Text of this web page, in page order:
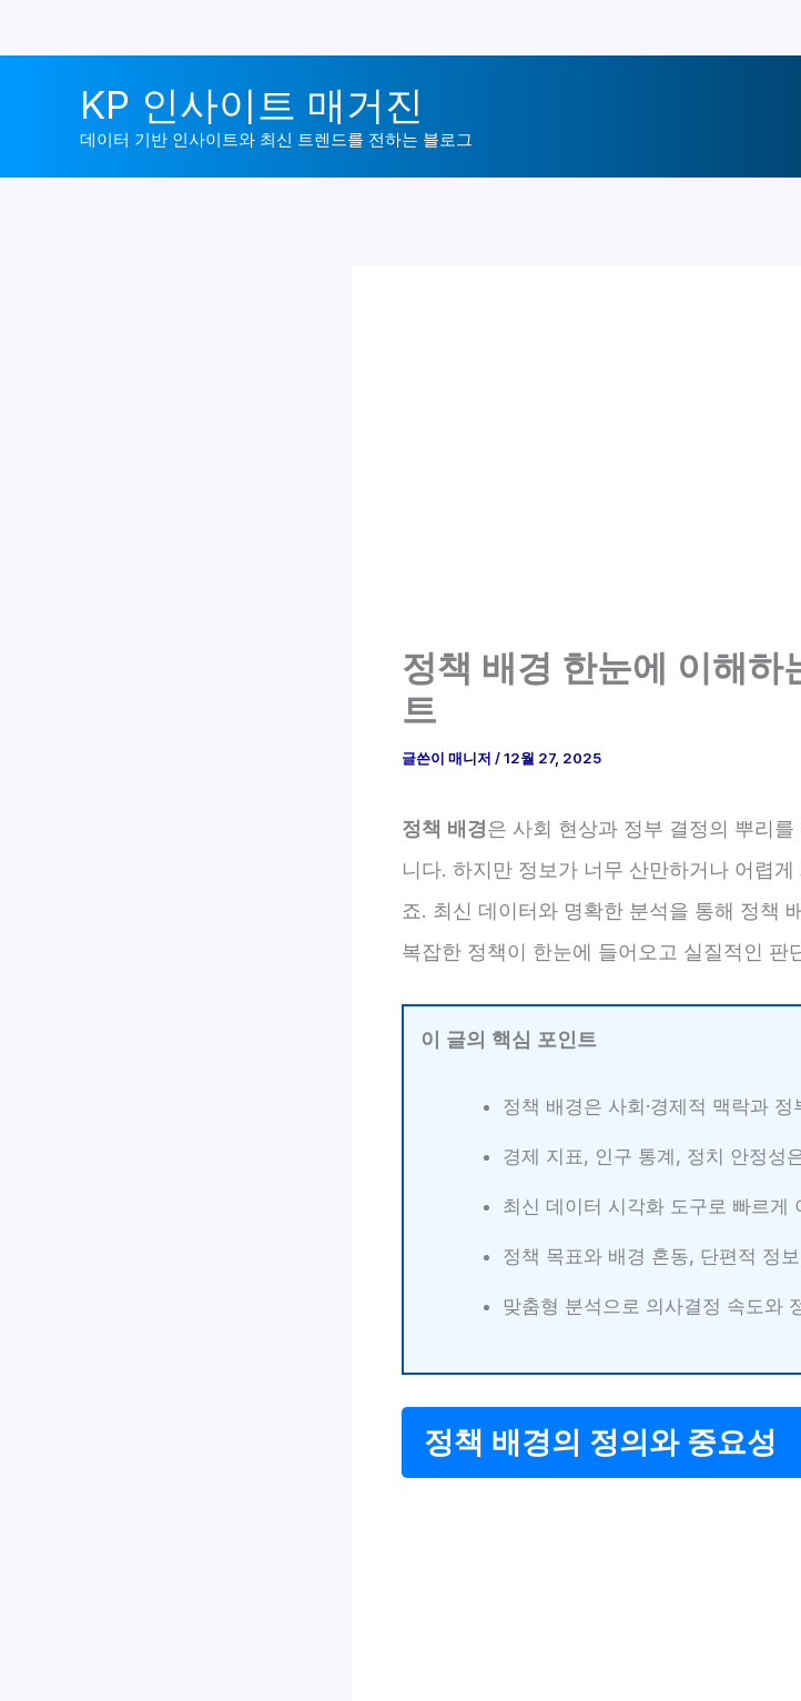
KP 인사이트 매거진
데이터 기반 인사이트와 최신 트렌드를 전하는 블로그
정책 배경 한눈에 이해하
트
글쓴이 매니저 /12월 27, 2025
정책 배경은 사회 현상과 정부 결정의 뿌리
니다. 하지만 정보가 너무 산만하거나 어렵
죠. 최신 데이터와 명확한 분석을 통해 정책
복잡한 정책이 한눈에 들어오고 실질적인 판
이 글의 핵심 포인트
정책 배경은 사회·경제적 맥락과
경제 지표, 인구 통계, 정치 안정성
최신 데이터 시각화 도구로 빠르게
정책 목표와 배경 혼동, 단편적 정
맞춤형 분석으로 의사결정 속도와
정책 배경의 정의와 중요성